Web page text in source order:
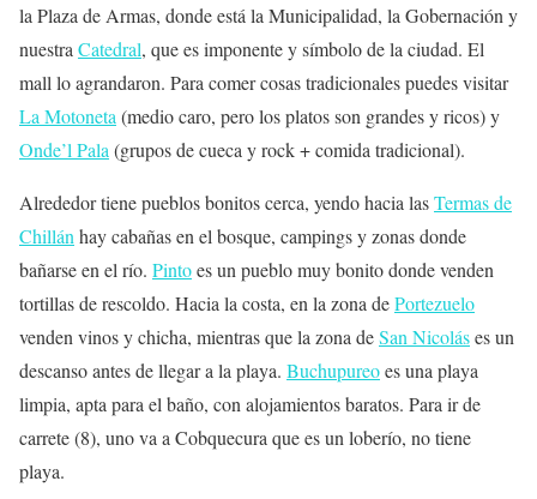
la Plaza de Armas, donde está la Municipalidad, la Gobernación y
nuestra Catedral, que es imponente y símbolo de la ciudad. El
mall lo agrandaron. Para comer cosas tradicionales puedes visitar
La Motoneta (medio caro, pero los platos son grandes y ricos) y
Onde’l Pala (grupos de cueca y rock + comida tradicional).
Alrededor tiene pueblos bonitos cerca, yendo hacia lasTermas de
Chillán hay cabañas en el bosque, campings y zonas donde
bañarse en el río. Pintoes un pueblo muy bonito donde venden
tortillas de rescoldo. Hacia la costa, en la zona dePortezuelo
venden vinos y chicha, mientras que la zona deSan Nicoláses un
descanso antes de llegar a la playa. Buchupureoes una playa
limpia, apta para el baño, con alojamientos baratos. Para ir de
carrete (8), uno va a Cobquecura que es un loberío, no tiene
playa.